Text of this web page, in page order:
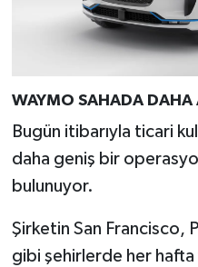
WAYMO SAHADA DAHA
Bugün itibarıyla ticari
daha geniş bir
bulunuyor.
Şirketin San Francisco,
gibi şehirlerde her